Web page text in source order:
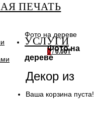
ПЕЧАТЬ
УСЛУГИ
0 / 0.00₸
Ваша корзина пуста!
Фото на дереве
Фото на
дереве
Декор из